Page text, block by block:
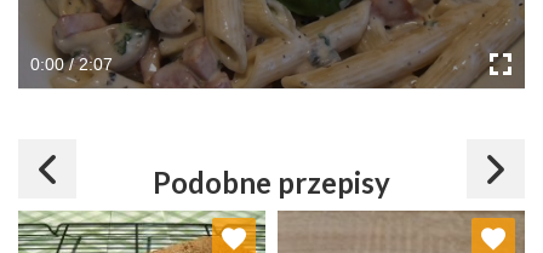
0:00 / 2:07
Podobne przepisy
Dodaj do ulubionych Dodaj do ulubionych